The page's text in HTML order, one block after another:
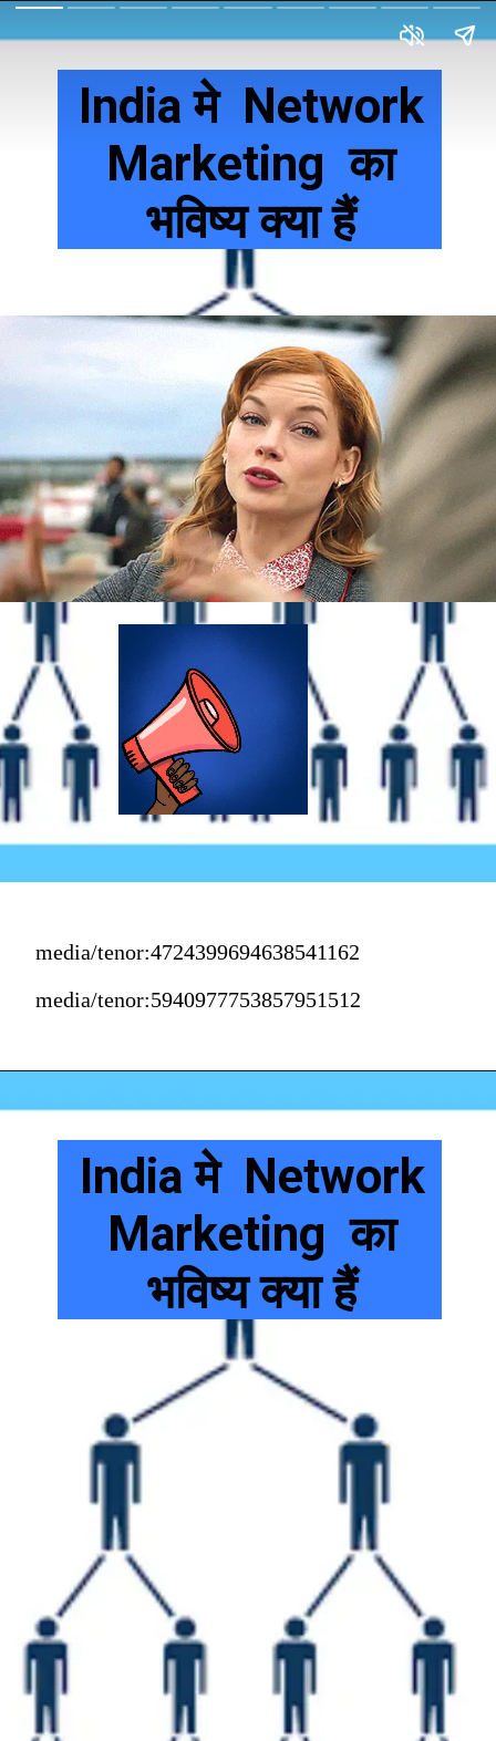
India मे Network
Marketing का
भविष्य क्या हैं
media/tenor:4724399694638541162
media/tenor:5940977753857951512
India मे Network
Marketing का
भविष्य क्या हैं